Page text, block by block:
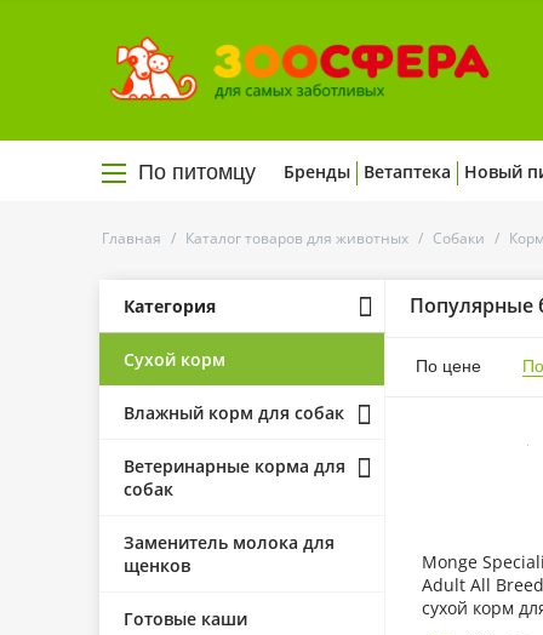
По питомцу Бренды Ветаптека Новый
Главная / Каталог товаров для животных / Собаки /
Категория
Сухой корм
Влажный корм для собак
Ветеринарные корма для
собак
Заменитель молока для
щенков
Готовые каши
Популярные
По цене
Monge
Adult All
сухой корм